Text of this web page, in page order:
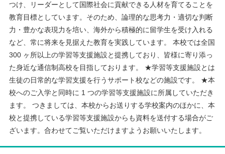
つけ、リーダーとして国際社会に貢献できる人材を育てることを
教育目標としています。そのため、論理的な思考力・適切な判断
力・豊かな表現力を培い、海外から積極的に留学生を受け入れる
など、常に将来を見据えた教育を実践しています。 本校では全国
300 ヶ所以上の学習等支援施設と提携しており、皆様に寄り添っ
た身近な通信制高校を目指しております。 ★学習等支援施設とは
生徒の日常的な学習支援を行うサポート校などの施設です。 ★本
校へのご入学と同時に 1 つの学習等支援施設に所属していただき
ます。 つきましては、本校からお送りする学校案内のほかに、本
校と提携している学習等支援施設からも資料を送付する場合がご
ざいます。合わせてご覧いただけますようお願いいたします。